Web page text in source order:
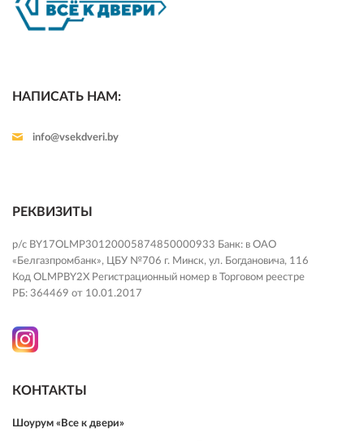
НАПИСАТЬ НАМ:
info@vsekdveri.by
РЕКВИЗИТЫ
р/с BY17OLMP30120005874850000933 Банк: в ОАО
«Белгазпромбанк», ЦБУ №706 г. Минск, ул. Богдановича, 116
Код OLMPBY2X Регистрационный номер в Торговом реестре
РБ: 364469 от 10.01.2017
КОНТАКТЫ
Шоурум «Все к двери»